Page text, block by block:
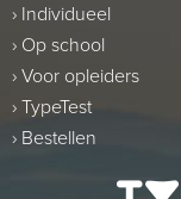
› Individueel
› Op school
› Voor opleiders
› TypeTest
› Bestellen